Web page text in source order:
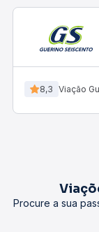
8,3 Viação
Procure a sua